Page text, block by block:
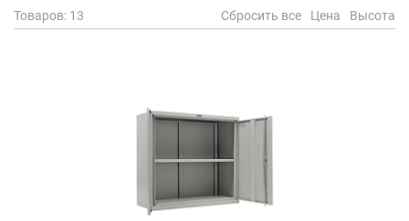
Товаров: 13 Сбросить все Цена Высота